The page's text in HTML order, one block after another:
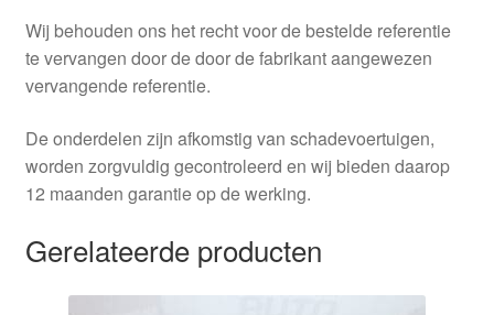
Wij behouden ons het recht voor de bestelde referentie
te vervangen door de door de fabrikant aangewezen
vervangende referentie.
De onderdelen zijn afkomstig van schadevoertuigen,
worden zorgvuldig gecontroleerd en wij bieden daarop
12 maanden garantie op de werking.
Gerelateerde producten